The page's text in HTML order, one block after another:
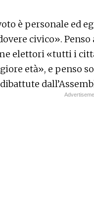
è personale ed
civico».
elettori «tutti i
età», e penso